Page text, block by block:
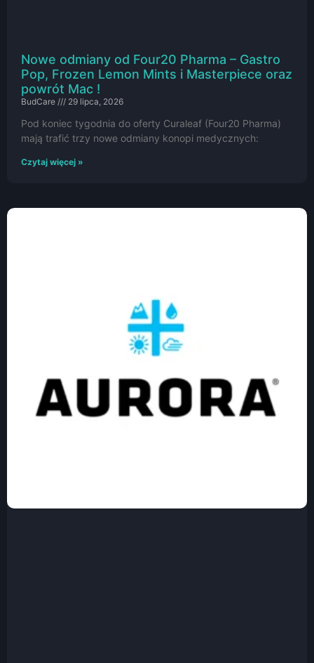
Nowe odmiany od Four20 Pharma – Gastro
Pop, Frozen Lemon Mints i Masterpiece oraz
powrót Mac !
BudCare 29 lipca, 2026
Pod koniec tygodnia do oferty Curaleaf (Four20 Pharma)
mają trafić trzy nowe odmiany konopi medycznych:
Czytaj więcej »